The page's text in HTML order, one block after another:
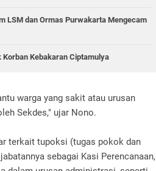
LSM dan Ormas Purwakarta Mengecam
Korban Kebakaran Ciptamulya
warga yang sakit atau urusan
Sekdes," ujar Nono.
terkait tupoksi (tugas pokok dan
sebagai Kasi Perencanaan,